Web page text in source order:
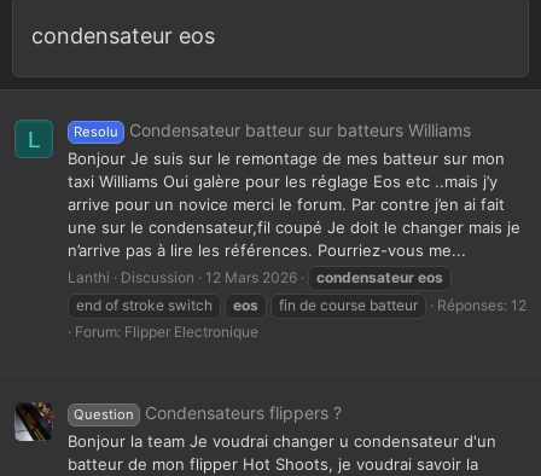
condensateur eos
L Resolu Condensateur batteur sur batteurs Williams
Bonjour Je suis sur le remontage de mes batteur sur mon
taxi Williams Oui galère pour les réglage Eos etc ..mais j’y
arrive pour un novice merci le forum. Par contre j’en ai fait
une sur le condensateur,fil coupé Je doit le changer mais je
n’arrive pas à lire les références. Pourriez-vous me...
Lanthi Discussion 12 Mars 2026 condensateur eos
end of stroke switch
eos fin de course batteur
Réponses: 12
Forum: Flipper Electronique
Question Condensateurs flippers ?
Bonjour la team Je voudrai changer u condensateur d'un
batteur de mon flipper Hot Shoots, je voudrai savoir la